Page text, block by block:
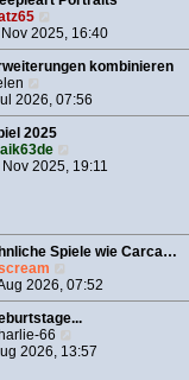
a
g
e
i
t
a
g
t
e
r
i
e
u
e
e
r
B
e
a
g
Nov 2025, 16:40
kombinieren
e
u
e
s
t
e
i
t
r
a
g
2026, 07:56
2025
e
t
e
B
e
r
Nov 2025, 19:11
Spiele wie Carca…
e
u
e
s
t
2026, 07:52
66
e
2026, 13:57